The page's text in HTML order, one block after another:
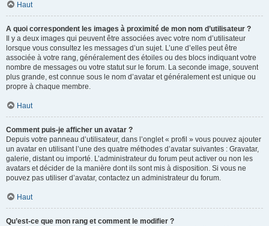
Haut
A quoi correspondent les images à proximité de mon nom d’utilisateur ?
Il y a deux images qui peuvent être associées avec votre nom d’utilisateur
lorsque vous consultez les messages d’un sujet. L’une d’elles peut être
associée à votre rang, généralement des étoiles ou des blocs indiquant votre
nombre de messages ou votre statut sur le forum. La seconde image, souvent
plus grande, est connue sous le nom d’avatar et généralement est unique ou
propre à chaque membre.
Haut
Comment puis-je afficher un avatar ?
Depuis votre panneau d’utilisateur, dans l’onglet « profil » vous pouvez ajouter
un avatar en utilisant l’une des quatre méthodes d’avatar suivantes : Gravatar,
galerie, distant ou importé. L’administrateur du forum peut activer ou non les
avatars et décider de la manière dont ils sont mis à disposition. Si vous ne
pouvez pas utiliser d’avatar, contactez un administrateur du forum.
Haut
Qu’est-ce que mon rang et comment le modifier ?